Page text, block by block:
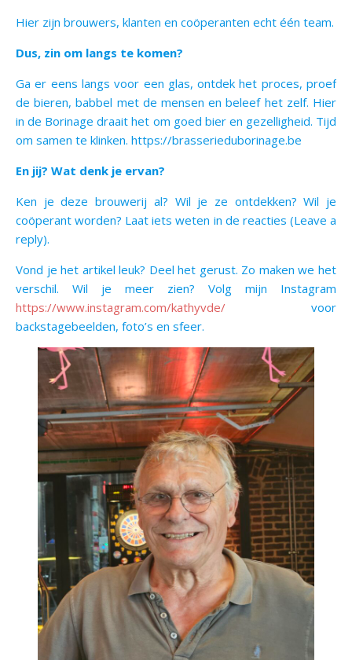
Hier zijn brouwers, klanten en coöperanten echt één team.
Dus, zin om langs te komen?
Ga er eens langs voor een glas, ontdek het proces, proef
de bieren, babbel met de mensen en beleef het zelf. Hier
in de Borinage draait het om goed bier en gezelligheid. Tijd
om samen te klinken. https://brasserieduborinage.be
En jij? Wat denk je ervan?
Ken je deze brouwerij al? Wil je ze ontdekken? Wil je
coöperant worden? Laat iets weten in de reacties (Leave a
reply).
Vond je het artikel leuk? Deel het gerust. Zo maken we het
verschil. Wil je meer zien? Volg mijn Instagram
https://www.instagram.com/kathyvde/ voor
backstagebeelden, foto’s en sfeer.